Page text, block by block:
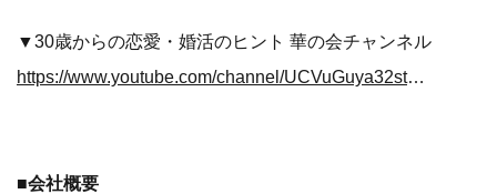
▼30歳からの恋愛・婚活のヒント 華の会チャンネル
https://www.youtube.com/channel/UCVuGuya32stQazLwWldsCQw
■会社概要